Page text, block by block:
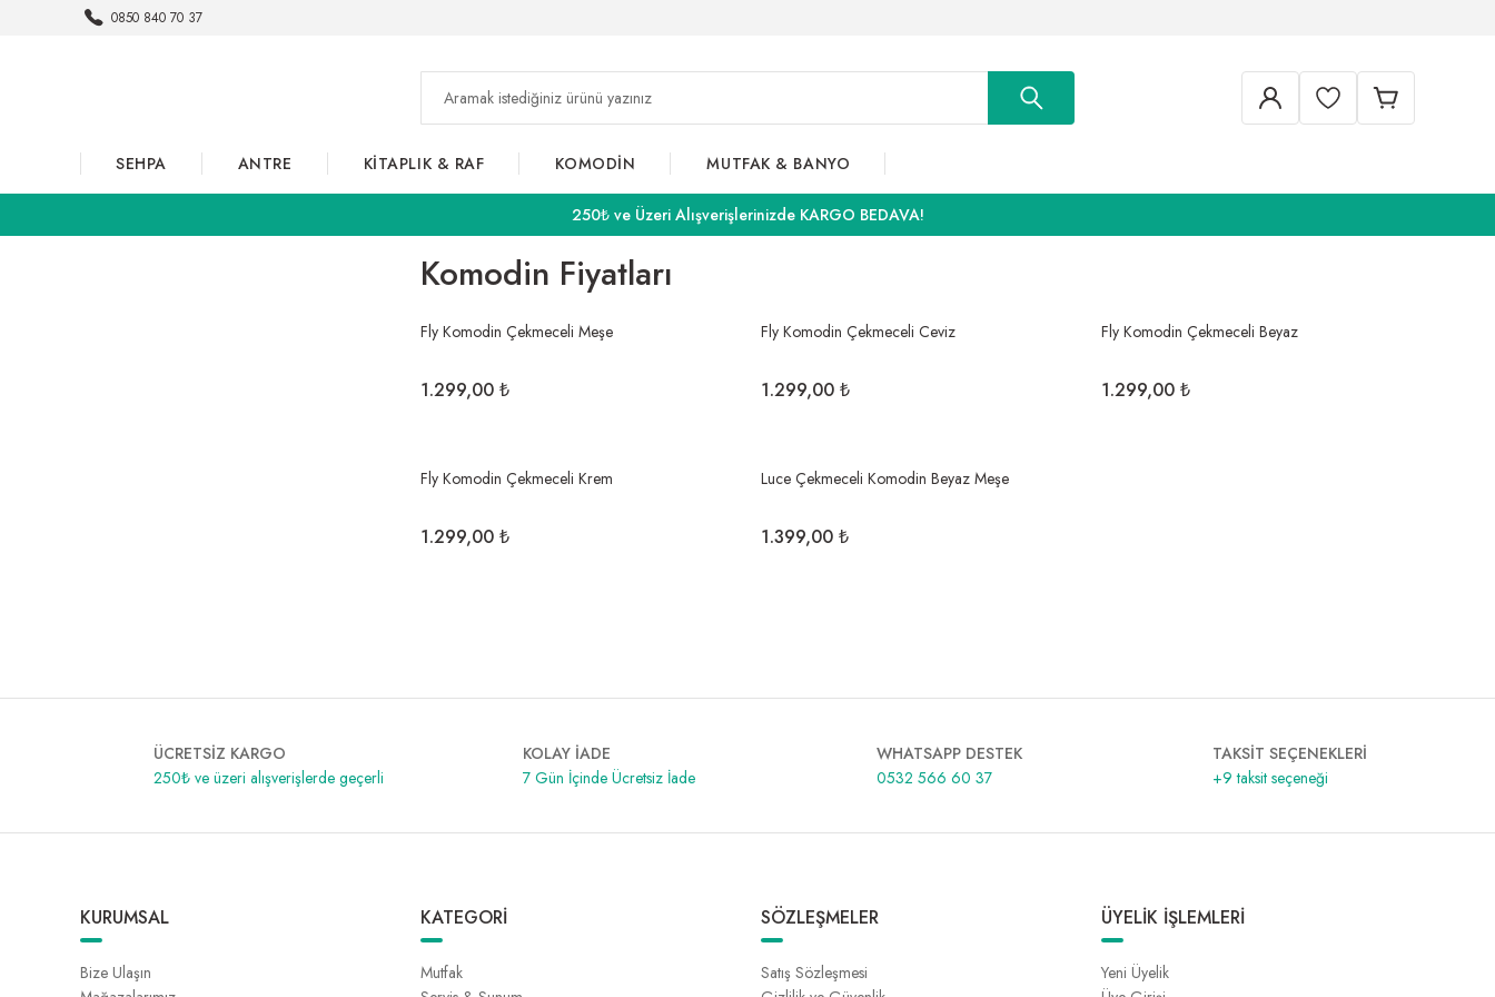
0850 840 70 37
SEHPA ANTRE KİTAPLIK & RAF KOMODİN MUTFAK & BANYO
250₺ ve Üzeri Alışverişlerinizde KARGO BEDAVA!
Komodin Fiyatları
Fly Komodin Çekmeceli Meşe
1.299,00 ₺
Fly Komodin Çekmeceli Ceviz
1.299,00 ₺
Fly Komodin Çekmeceli Beyaz
1.299,00 ₺
Fly Komodin Çekmeceli Krem
1.299,00 ₺
Luce Çekmeceli Komodin Beyaz Meşe
1.399,00 ₺
ÜCRETSİZ KARGO
250₺ ve üzeri alışverişlerde geçerli
KOLAY İADE
7 Gün İçinde Ücretsiz İade
WHATSAPP DESTEK
0532 566 60 37
TAKSİT SEÇENEKLERİ
+9 taksit seçeneği
KURUMSAL
Bize Ulaşın
KATEGORİ
Mutfak
SÖZLEŞMELER
Satış Sözleşmesi
ÜYELİK İŞLEMLERİ
Yeni Üyelik